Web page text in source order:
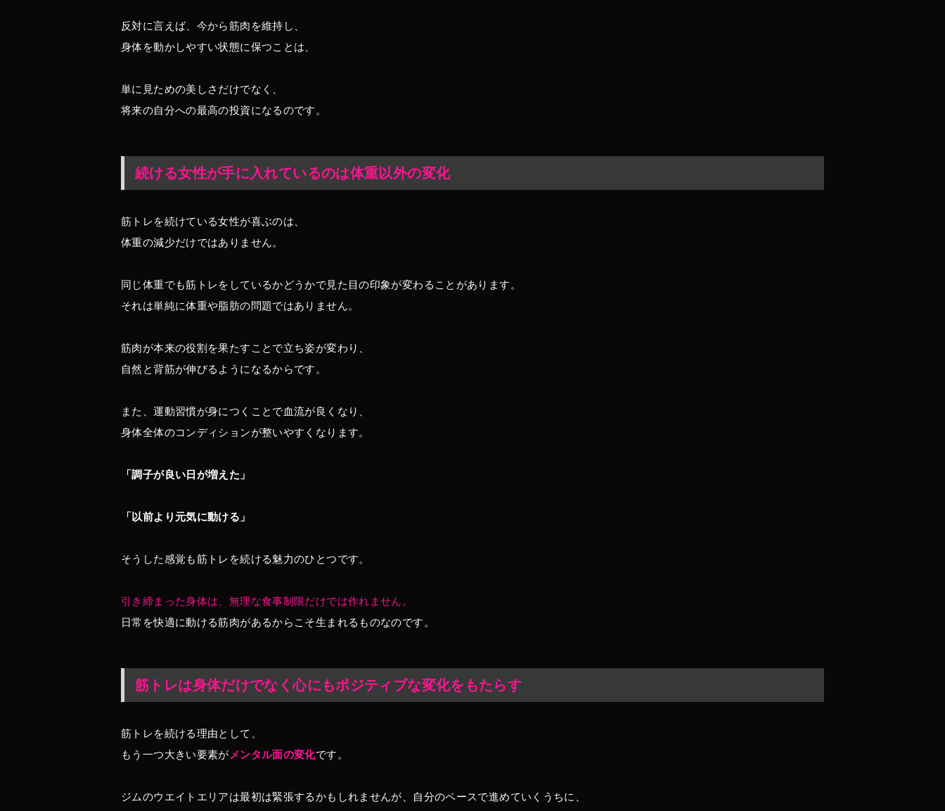
反対に言えば、今から筋肉を維持し、
身体を動かしやすい状態に保つことは、
単に見ための美しさだけでなく、
将来の自分への最高の投資になるのです。
続ける女性が手に入れているのは体重以外の変化
筋トレを続けている女性が喜ぶのは、
体重の減少だけではありません。
同じ体重でも筋トレをしているかどうかで見た目の印象が変わることがあります。
それは単純に体重や脂肪の問題ではありません。
筋肉が本来の役割を果たすことで立ち姿が変わり、
自然と背筋が伸びるようになるからです。
また、運動習慣が身につくことで血流が良くなり、
身体全体のコンディションが整いやすくなります。
「調子が良い日が増えた」
「以前より元気に動ける」
そうした感覚も筋トレを続ける魅力のひとつです。
引き締まった身体は、無理な食事制限だけでは作れません。
日常を快適に動ける筋肉があるからこそ生まれるものなのです。
筋トレは身体だけでなく心にもポジティブな変化をもたらす
筋トレを続ける理由として、
もう一つ大きい要素が メンタル面の変化です。
ジムのウエイトエリアは最初は緊張するかもしれませんが、自分のペースで進めていくうちに、